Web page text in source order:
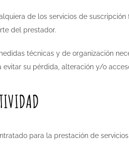
de los servicios de
del prestador.
técnicas y de organización
su pérdida, alteración y/o
para la prestación de